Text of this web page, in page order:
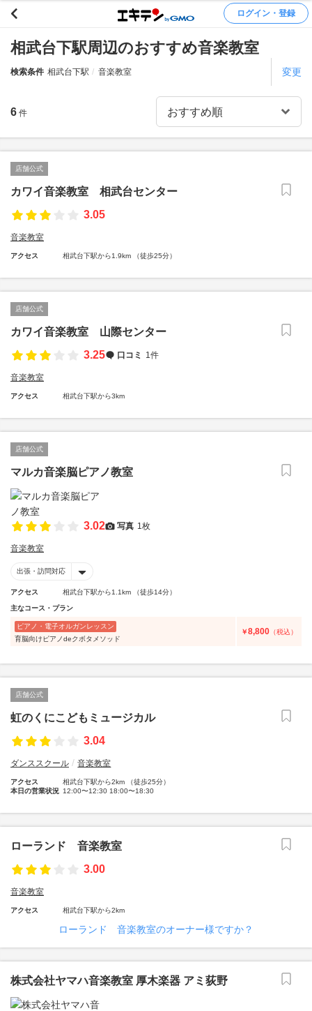
ログイン・登録
相武台下駅周辺のおすすめ音楽教室
検索条件 相武台下駅 音楽教室 変更
6 件
店舗公式
カワイ音楽教室 相武台センター
3.05
音楽教室
アクセス 相武台下駅から1.9km （徒歩25分）
店舗公式
カワイ音楽教室 山際センター
3.25
口コミ 1件
音楽教室
アクセス 相武台下駅から3km
店舗公式
マルカ音楽脳ピアノ教室
3.02 写真 1枚
音楽教室
出張・訪問対応
アクセス 相武台下駅から1.1km （徒歩14分）
主なコース・プラン
ピアノ・電子オルガンレッスン
育脳向けピアノdeクボタメソッド
￥8,800 （税込）
店舗公式
虹のくにこどもミュージカル
3.04
ダンススクール 音楽教室
アクセス
相武台下駅から2km （徒歩25分）
本日の営業状況 12:00〜12:30 18:00〜18:30
ローランド 音楽教室
3.00
音楽教室
アクセス 相武台下駅から2km
ローランド 音楽教室のオーナー様ですか？
株式会社ヤマハ音楽教室 厚木楽器 アミ荻野